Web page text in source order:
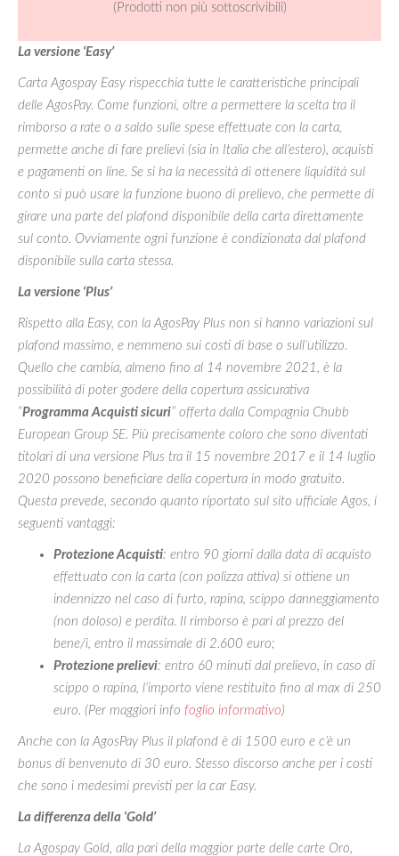
(Prodotti non più sottoscrivibili)
La versione ‘Easy’
Carta Agospay Easy rispecchia tutte le caratteristiche principali
delle AgosPay. Come funzioni, oltre a permettere la scelta tra il
rimborso a rate o a saldo sulle spese effettuate con la carta,
permette anche di fare prelievi (sia in Italia che all’estero), acquisti
e pagamenti on line. Se si ha la necessità di ottenere liquidità sul
conto si può usare la funzione buono di prelievo, che permette di
girare una parte del plafond disponibile della carta direttamente
sul conto. Ovviamente ogni funzione è condizionata dal plafond
disponibile sulla carta stessa.
La versione ‘Plus’
Rispetto alla Easy, con la AgosPay Plus non si hanno variazioni sul
plafond massimo, e nemmeno sui costi di base o sull’utilizzo.
Quello che cambia, almeno fino al 14 novembre 2021, è la
possibilità di poter godere della copertura assicurativa
“Programma Acquisti sicuri” offerta dalla Compagnia Chubb
European Group SE. Più precisamente coloro che sono diventati
titolari di una versione Plus tra il 15 novembre 2017 e il 14 luglio
2020 possono beneficiare della copertura in modo gratuito.
Questa prevede, secondo quanto riportato sul sito ufficiale Agos, i
seguenti vantaggi:
Protezione Acquisti: entro 90 giorni dalla data di acquisto
effettuato con la carta (con polizza attiva) si ottiene un
indennizzo nel caso di furto, rapina, scippo danneggiamento
(non doloso) e perdita. Il rimborso è pari al prezzo del
bene/i, entro il massimale di 2.600 euro;
Protezione prelievi: entro 60 minuti dal prelievo, in caso di
scippo o rapina, l’importo viene restituito fino al max di 250
euro. (Per maggiori info foglio informativo)
Anche con la AgosPay Plus il plafond è di 1500 euro e c’è un
bonus di benvenuto di 30 euro. Stesso discorso anche per i costi
che sono i medesimi previsti per la car Easy.
La differenza della ‘Gold’
La Agospay Gold, alla pari della maggior parte delle carte Oro,